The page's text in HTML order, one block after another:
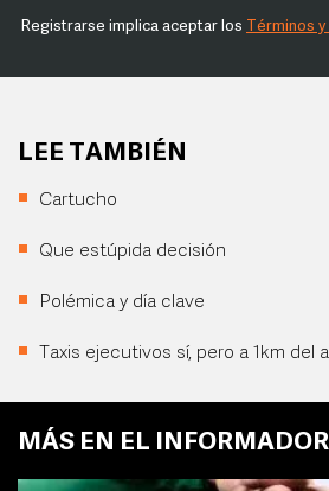
Registrarse implica aceptar los Términos
LEE TAMBIÉN
Cartucho
Que estúpida decisión
Polémica y día clave
Taxis ejecutivos sí, pero a 1km del
MÁS EN EL INFORMADOR